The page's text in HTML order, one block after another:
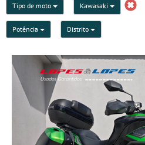
Tipo de moto Kawasaki
Potência Distrito